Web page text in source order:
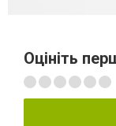
Оцініть